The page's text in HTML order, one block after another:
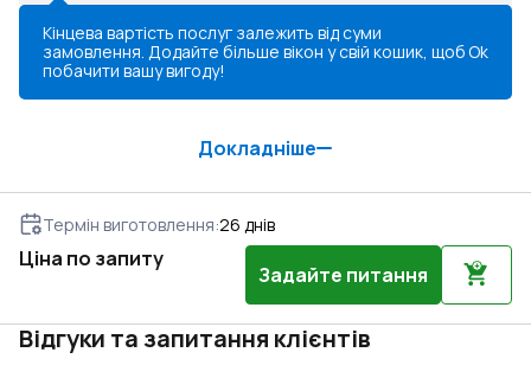
Кінцева вартість послуг залежить від суми
замовлення. Додайте більше вікон у свій кошик, щоб
побачити вашу вигоду!
Ok
Докладніше
Термін виготовлення:26 днів
Ціна по запиту
Задайте питання
Відгуки та запитання клієнтів